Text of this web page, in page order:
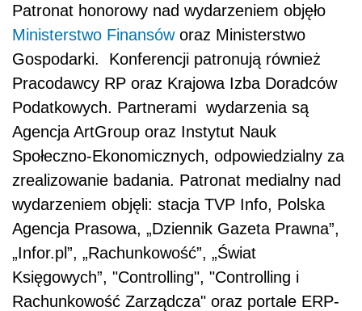
Patronat honorowy nad wydarzeniem objęło
Ministerstwo Finansóworaz Ministerstwo
Gospodarki. Konferencji patronują również
Pracodawcy RP oraz Krajowa Izba Doradców
Podatkowych. Partnerami wydarzenia są
Agencja ArtGroup oraz Instytut Nauk
Społeczno-Ekonomicznych, odpowiedzialny za
zrealizowanie badania. Patronat medialny nad
wydarzeniem objęli: stacja TVP Info, Polska
Agencja Prasowa, „Dziennik Gazeta Prawna”,
„Infor.pl”, „Rachunkowość”, „Świat
Księgowych”, "Controlling", "Controlling i
Rachunkowość Zarządcza" oraz portale ERP-